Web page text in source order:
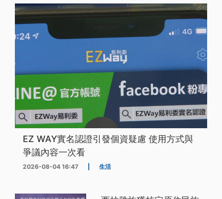
EZ WAY實名認證引發個資疑慮 使用方式與
爭議內容一次看
2026-08-04 16:47 生活